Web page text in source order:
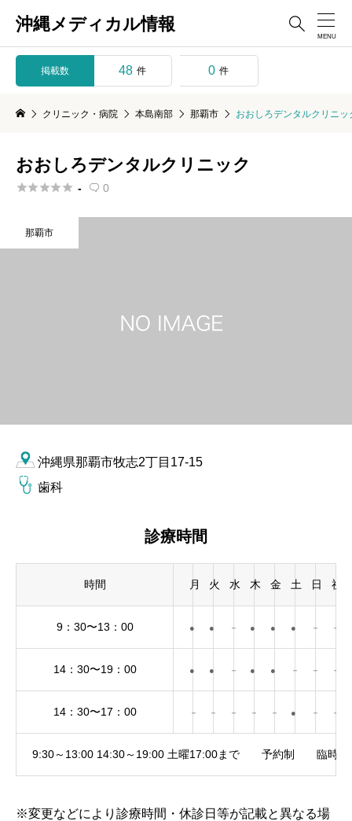
沖縄メディカル情報 
掲載数 48 件 0 件
クリニック・病院 本島南部 那覇市 おおしろデンタルクリニッ
おおしろデンタルクリニック
 -  0
那覇市
沖縄県那覇市牧志2丁目17-15
歯科
診療時間
時間 月 火 水 木 金 土 日 祝
9：30〜13：00 ● ● － ● ● ● － －
14：30〜19：00 ● ● － ● ● － － －
14：30〜17：00 － － － － － ● － －
9:30～13:00 14:30～19:00 土曜17:00まで 予約制 臨時休
※変更などにより診療時間・休診日等が記載と異なる場